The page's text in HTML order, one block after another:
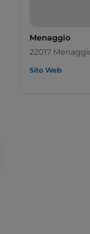
Menaggio
22017
Sito Web